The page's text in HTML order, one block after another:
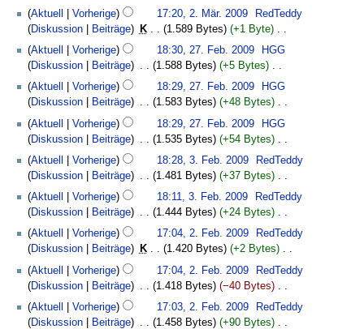
z
u
s
a
m
m
e
n
f
a
s
u
n
g
b
e
i
t
u
n
s
z
u
s
m
m
e
n
f
a
s
n
e
B
e
r
b
e
i
t
u
g
s
z
u
a
m
m
e
K
e
n
e
B
e
r
b
e
i
t
u
g
s
z
u
a
März
Aktuell Vorherige 17:20, 2. Mär. 2009
RedTeddy
Diskussion
Beiträge K 1.589 Bytes +1 Byte ‎
K
e
n
e
B
e
r
b
e
i
t
u
g
s
z
u
Februar
Aktuell Vorherige 18:30, 27. Feb. 2009
HGG
Diskussion
Beiträge 1.588 Bytes +5 Bytes ‎
K
e
n
e
B
e
r
b
e
i
t
u
g
s
Aktuell Vorherige 18:29, 27. Feb. 2009
HGG
Diskussion
Beiträge 1.583 Bytes +48 Bytes ‎
K
e
n
e
B
e
r
b
e
i
t
u
Aktuell Vorherige 18:29, 27. Feb. 2009
HGG
Diskussion
Beiträge 1.535 Bytes +54 Bytes ‎
K
e
n
e
B
e
r
b
e
i
Februar
Aktuell Vorherige 18:28, 3. Feb. 2009
RedTeddy
Diskussion
Beiträge 1.481 Bytes +37 Bytes ‎
K
e
n
e
B
e
r
Aktuell Vorherige 18:11, 3. Feb. 2009
RedTeddy
Diskussion
Beiträge 1.444 Bytes +24 Bytes ‎
K
e
n
e
B
e
2.
Februar
Aktuell Vorherige 17:04, 2. Feb. 2009
RedTeddy
Diskussion
Beiträge K 1.420 Bytes +2 Bytes ‎
K
e
n
e
Aktuell Vorherige 17:04, 2. Feb. 2009
RedTeddy
Diskussion
Beiträge 1.418 Bytes −40 Bytes ‎
K
e
Aktuell Vorherige 17:03, 2. Feb. 2009
RedTeddy
Diskussion
Beiträge 1.458 Bytes +90 Bytes ‎